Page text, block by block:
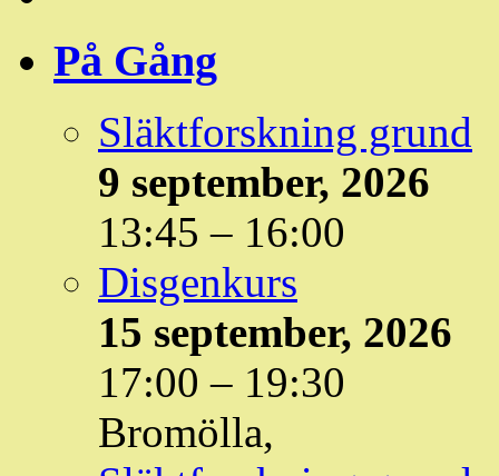
På Gång
Släktforskning grund
9 september, 2026
13:45 – 16:00
Disgenkurs
15 september, 2026
17:00 – 19:30
Bromölla,